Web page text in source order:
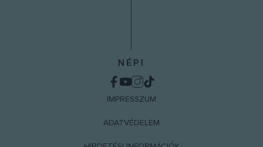
related to security, including authentication
NÉPI
IMPRESSZUM
ADATVÉDELEM